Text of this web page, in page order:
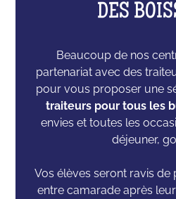
DES
Beaucoup de nos
partenariat avec des
pour vous proposer une
traiteurs pour tous les
envies et toutes les
déjeuner,
Vos élèves seront ravis
entre camarade après